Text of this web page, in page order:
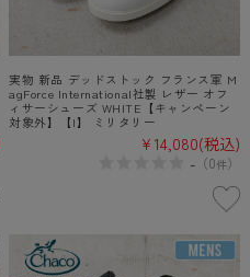
実物 新品 デッドストック フランス軍 M
agForce International社製 レザー オフ
ィサーシューズ WHITE【キャンペーン
対象外】【I】 ミリタリー
¥14,080(税込)
- （0件）